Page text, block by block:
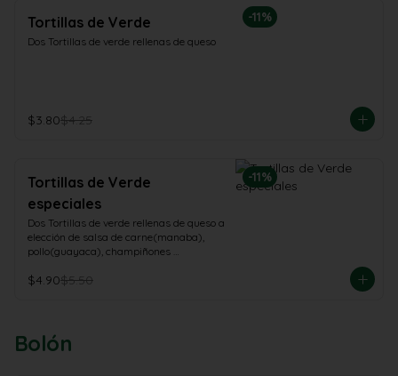
-11%
Tortillas de Verde
Dos Tortillas de verde rellenas de queso
$3.80$4.25
-11%
Tortillas de Verde
especiales
Dos Tortillas de verde rellenas de queso a
elección de salsa de carne(manaba),
pollo(guayaca), champiñones
$4.90$5.50
Bolón